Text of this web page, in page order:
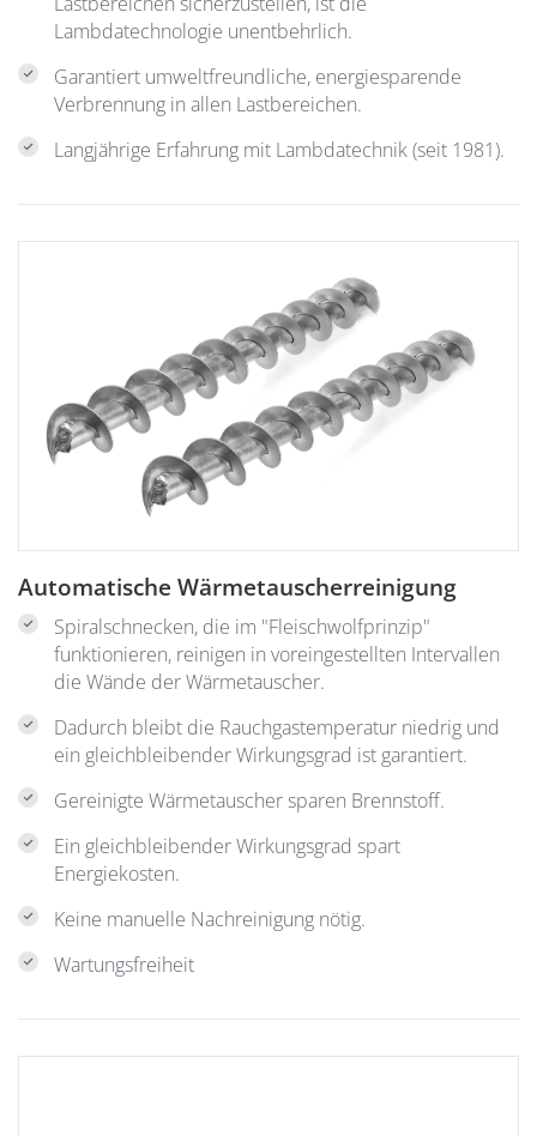
Lambdatechnologie unentbehrlich.
Garantiert umweltfreundliche, energiesparende
Verbrennung in allen Lastbereichen.
Langjährige Erfahrung mit Lambdatechnik (seit 1981).
Automatische Wärmetauscherreinigung
Spiralschnecken, die im "Fleischwolfprinzip"
funktionieren, reinigen in voreingestellten Intervallen
die Wände der Wärmetauscher.
Dadurch bleibt die Rauchgastemperatur niedrig und
ein gleichbleibender Wirkungsgrad ist garantiert.
Gereinigte Wärmetauscher sparen Brennstoff.
Ein gleichbleibender Wirkungsgrad spart
Energiekosten.
Keine manuelle Nachreinigung nötig.
Wartungsfreiheit